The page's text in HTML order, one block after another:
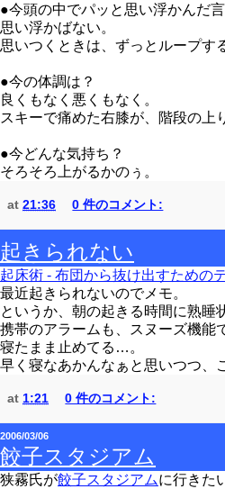
●今頭の中でパッと思い浮かんだ
思い浮かばない。
思いつくときは、ずっとループす
●今の体調は？
良くもなく悪くもなく。
スキーで痛めた右膝が、階段の上
●今どんな気持ち？
そろそろ上がるかのぅ。
at 21:36 0 件のコメント:
起きられない
起床術 - 布団から抜け出すための
最近起きられないのでメモ。
というか、朝の起きる時間に熟睡
携帯のアラームも、スヌーズ機能
寝たまま止めてる…。
早く寝なあかんなぁと思いつつ、
at 1:21 0 件のコメント:
2006/03/06
餃子スタジアム
狭霧氏が餃子スタジアムに行きた